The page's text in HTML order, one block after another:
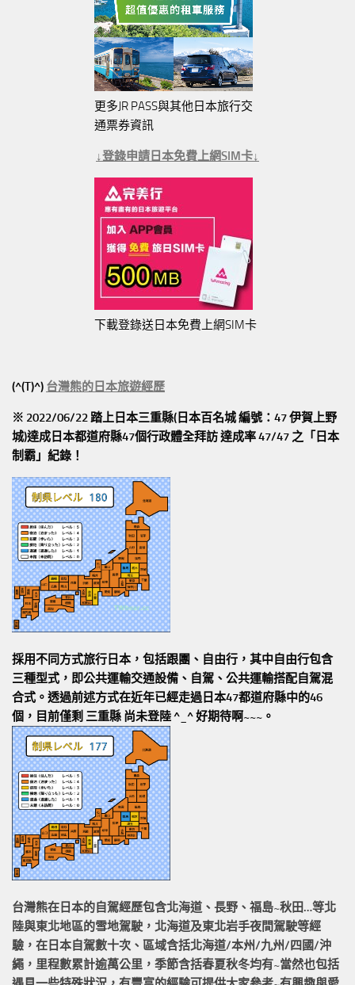
更多JR PASS與其他日本旅行交
通票券資訊
↓登錄申請日本免費上網SIM卡↓
下載登錄送日本免費上網SIM卡
(^(T)^) 台灣熊的日本旅遊經歷
※ 2022/06/22 踏上日本三重縣(日本百名城 編號：47 伊賀上野
城)達成日本都道府縣47個行政體全拜訪達成率 47/47 之「日本
制霸」紀錄！
採用不同方式旅行日本，包括跟團、自由行，其中自由行包含
三種型式，即公共運輸交通設備、自駕、公共運輸搭配自駕混
合式。透過前述方式在近年已經走過日本47都道府縣中的46
個，目前僅剩 三重縣 尚未登陸 ^_^ 好期待啊~~~。
台灣熊在日本的自駕經歷包含北海道、長野、福島~秋田…等北
陸與東北地區的雪地駕駛 ，北海道及東北岩手夜間駕駛等經
驗，在日本自駕數十次、區域含括北海道/本州/九州/四國/沖
繩， 里程數累計逾萬公里 ，季節含括春夏秋冬均有~當然也包括